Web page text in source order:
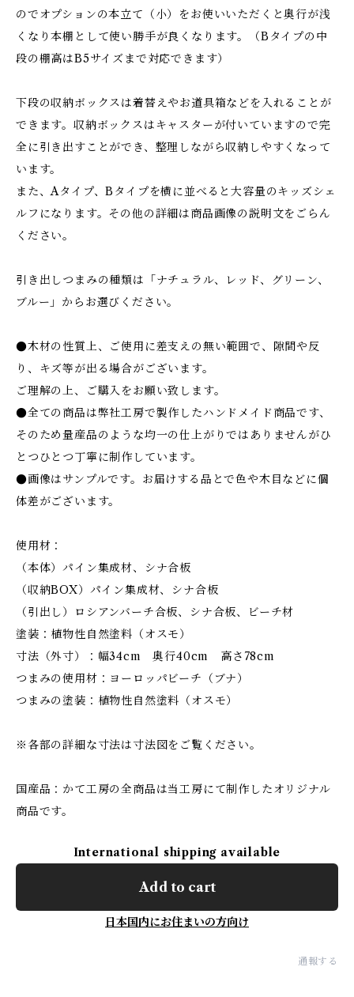
のでオプションの本立て（小）をお使いいただくと奥行が浅
くなり本棚として使い勝手が良くなります。（Bタイプの中
段の棚高はB5サイズまで対応できます）
下段の収納ボックスは着替えやお道具箱などを入れることが
できます。収納ボックスはキャスターが付いていますので完
全に引き出すことができ、整理しながら収納しやすくなって
います。
また、Aタイプ、Bタイプを横に並べると大容量のキッズシェ
ルフになります。その他の詳細は商品画像の説明文をごらん
ください。
引き出しつまみの種類は「ナチュラル、レッド、グリーン、
ブルー」からお選びください。
●木材の性質上、ご使用に差支えの無い範囲で、隙間や反
り、キズ等が出る場合がございます。
ご理解の上、ご購入をお願い致します。
●全ての商品は弊社工房で製作したハンドメイド商品です、
そのため量産品のような均一の仕上がりではありませんがひ
とつひとつ丁寧に制作しています。
●画像はサンプルです。お届けする品とで色や木目などに個
体差がございます。
使用材：
（本体）パイン集成材、シナ合板
（収納BOX）パイン集成材、シナ合板
（引出し）ロシアンバーチ合板、シナ合板、ビーチ材
塗装：植物性自然塗料（オスモ）
寸法（外寸）：幅34cm 奥行40cm 高さ78cm
つまみの使用材：ヨーロッパビーチ（ブナ）
つまみの塗装：植物性自然塗料（オスモ）
※各部の詳細な寸法は寸法図をご覧ください。
国産品：かて工房の全商品は当工房にて制作したオリジナル
商品です。
International shipping available
Add to cart
日本国内にお住まいの方向け
通報する